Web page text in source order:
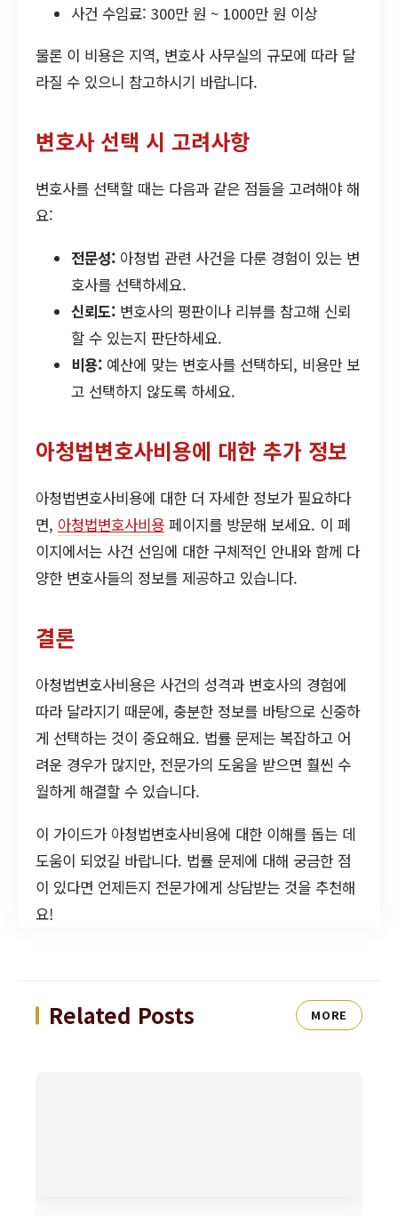
사건 수임료: 300만 원 ~ 1000만 원 이상
물론 이 비용은 지역, 변호사 사무실의 규모에 따라 달
라질 수 있으니 참고하시기 바랍니다.
변호사 선택 시 고려사항
변호사를 선택할 때는 다음과 같은 점들을 고려해야 해
요:
전문성: 아청법 관련 사건을 다룬 경험이 있는 변
호사를 선택하세요.
신뢰도: 변호사의 평판이나 리뷰를 참고해 신뢰
할 수 있는지 판단하세요.
비용: 예산에 맞는 변호사를 선택하되, 비용만 보
고 선택하지 않도록 하세요.
아청법변호사비용에 대한 추가 정보
아청법변호사비용에 대한 더 자세한 정보가 필요하다
면, 아청법변호사비용 페이지를 방문해 보세요. 이 페
이지에서는 사건 선임에 대한 구체적인 안내와 함께 다
양한 변호사들의 정보를 제공하고 있습니다.
결론
아청법변호사비용은 사건의 성격과 변호사의 경험에
따라 달라지기 때문에, 충분한 정보를 바탕으로 신중하
게 선택하는 것이 중요해요. 법률 문제는 복잡하고 어
려운 경우가 많지만, 전문가의 도움을 받으면 훨씬 수
월하게 해결할 수 있습니다.
이 가이드가 아청법변호사비용에 대한 이해를 돕는 데
도움이 되었길 바랍니다. 법률 문제에 대해 궁금한 점
이 있다면 언제든지 전문가에게 상담받는 것을 추천해
요!
Related Posts MORE